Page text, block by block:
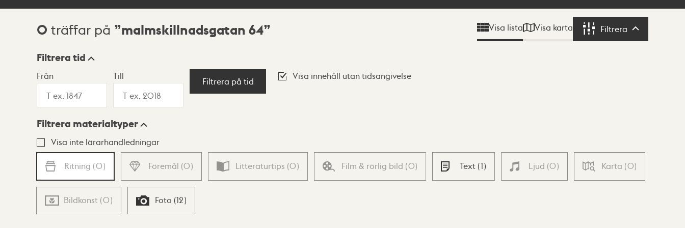
Sökresultat
0 träffar på malmskillnadsgatan 64 Visa lista Visa karta Filtrera Filtrera
Visningsläge
Lista Karta
Filtrera tid
Från Till
Filtrera på tid
Visa innehåll utan tidsangivelse
Filtrera materialtyper
Visa inte lärarhandledningar
Ritning (0) Föremål (0) Litteraturtips (0) Film & rörlig bild (0) Text (1) Ljud (0) Karta (0)
Bildkonst (0) Foto (12)